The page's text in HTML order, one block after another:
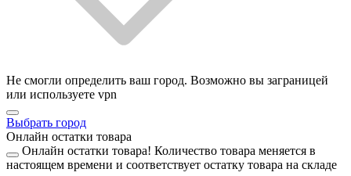
Не смогли определить ваш город. Возможно вы заграницей
или используете vpn
Выбрать город
Онлайн остатки товара
Онлайн остатки товара! Количество товара меняется в
настоящем времени и соответствует остатку товара на складе